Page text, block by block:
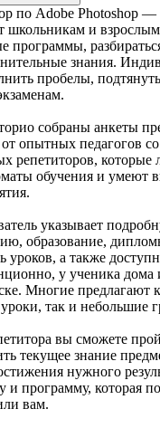
по Adobe Photoshop —
школьникам и
программы,
знания.
пробелы,
собраны анкеты
опытных педагогов
репетиторов, которые
обучения и умеют
указывает
образование,
уроков, а также
у ученика дома
Многие предлагают
так и небольшие
вы сможете
текущее знание
нужного
и программу, которая
вам.